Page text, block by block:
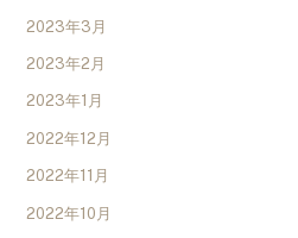
2023年3月
2023年2月
2023年1月
2022年12月
2022年11月
2022年10月